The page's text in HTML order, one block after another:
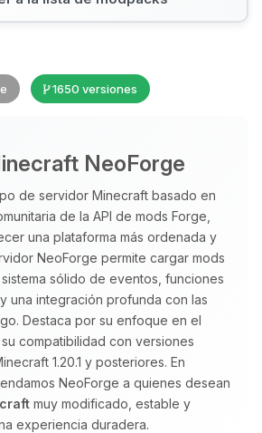
1650 versiones
NeoForge
de servidor Minecraft basado en
de la API de mods Forge,
una plataforma más ordenada y
NeoForge permite cargar mods
sólido de eventos, funciones
una integración profunda con las
Destaca por su enfoque en el
compatibilidad con versiones
1.20.1 y posteriores. En
NeoForge a quienes desean
muy modificado, estable y
experiencia duradera.
fin alguien con quien
Soy Choupy, tu pequeno
de BoxToPlay. Cuentame
y moveré mis
circuitos para ayudarte.
06:47